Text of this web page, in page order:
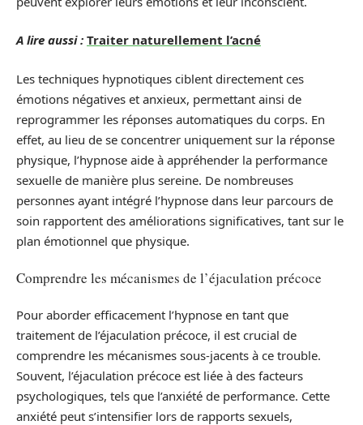
A lire aussi : Traiter naturellement l’acné
Les techniques hypnotiques ciblent directement ces
émotions négatives et anxieux, permettant ainsi de
reprogrammer les réponses automatiques du corps. En
effet, au lieu de se concentrer uniquement sur la réponse
physique, l’hypnose aide à appréhender la performance
sexuelle de manière plus sereine. De nombreuses
personnes ayant intégré l’hypnose dans leur parcours de
soin rapportent des améliorations significatives, tant sur le
plan émotionnel que physique.
Comprendre les mécanismes de l’éjaculation précoce
Pour aborder efficacement l’hypnose en tant que
traitement de l’éjaculation précoce, il est crucial de
comprendre les mécanismes sous-jacents à ce trouble.
Souvent, l’éjaculation précoce est liée à des facteurs
psychologiques, tels que l’anxiété de performance. Cette
anxiété peut s’intensifier lors de rapports sexuels,